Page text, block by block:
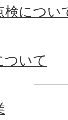
検につい
ついて